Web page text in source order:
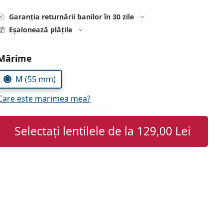
Garanția returnării banilor în 30 zile
Eșalonează plățile
parametrii
M (55 mm)
este marimea mea?
Selectați lentilele de la 129,00 Lei